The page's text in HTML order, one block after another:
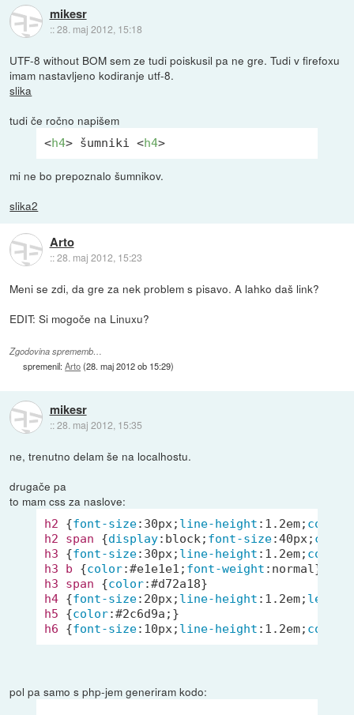
mikesr
::28. maj 2012, 15:18
UTF-8 without BOM sem ze tudi poiskusil pa ne gre. Tudi v firefoxu
imam nastavljeno kodiranje utf-8.
slika
tudi če ročno napišem
<h4> šumniki <h4>
mi ne bo prepoznalo šumnikov.
slika2
Arto
::28. maj 2012, 15:23
Meni se zdi, da gre za nek problem s pisavo. A lahko daš link?
EDIT: Si mogoče na Linuxu?
Zgodovina sprememb…
spremenil:Arto(28. maj 2012 ob 15:29)
mikesr
::28. maj 2012, 15:35
ne, trenutno delam še na localhostu.
drugače pa
to mam css za naslove:
h2 {font-size: 30px; line-height : 1.2em; color
h2
span {display:block; font-size:40px; color
h3 {font-size: 30px; line-height : 1.2em; color
h3
b {color:#e1e1e1 ; font-weight
h3
span {color:#d72a18
h4 {font-size: 20px; line-height : 1.2em; letter-
h5 {color:#2c6d9a
h6 {font-size: 10px; line-height : 1.2em; color
pol pa samo s php-jem generiram kodo: